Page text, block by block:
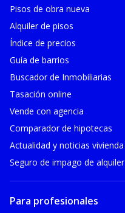
Pisos de obra nueva
Alquiler de pisos
Índice de precios
Guía de barrios
Buscador de Inmobiliarias
Tasación online
Vende con agencia
Comparador de hipotecas
Actualidad y noticias vivienda
Seguro de impago de alquiler
Para profesionales